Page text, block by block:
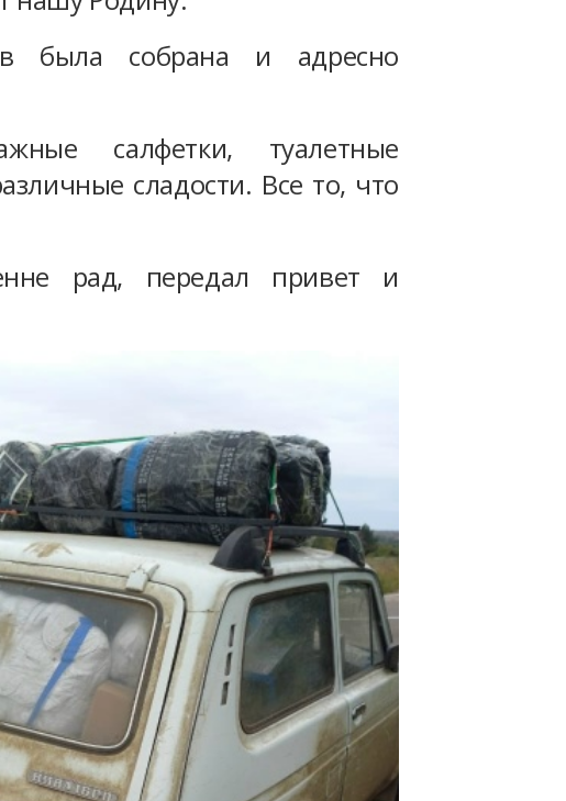
была собрана и адресно
салфетки, туалетные
сладости. Все то, что
рад, передал привет и